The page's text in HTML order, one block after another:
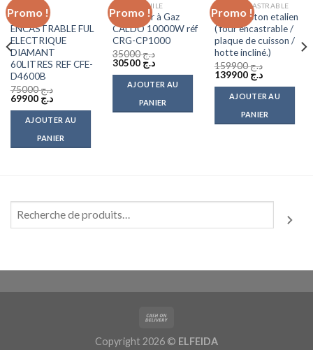
Promo !
FOUR
ENCASTRABLE FUL
ELECTRIQUE
DIAMANT
60LITRES REF CFE-
D4600B
د.ج75000
Le
initial
était :
د.ج 75000.
د.ج 69900
Le
actuel
est :
AJOUTER AU
PANIER
Promo !
wishlist
BAIN D'HUILE
Radiateur à Gaz
CALDO 10000W réf
CRG-CP1000
د.ج35000
Le
initial
était :
د.ج 35000.
د.ج 30500
Le
actuel
est :
AJOUTER AU
PANIER
Promo !
Add to
wishlist
FOUR ENCASTRABLE
Pack Ariston etalien
( four encastrable /
plaque de cuisson /
hotte incliné.)
د.ج159900
Le
initial
était :
د.ج 159900.
د.ج 139900
Le
actuel
est :
AJOUTER AU
PANIER
Copyright 2026 © ELFEIDA